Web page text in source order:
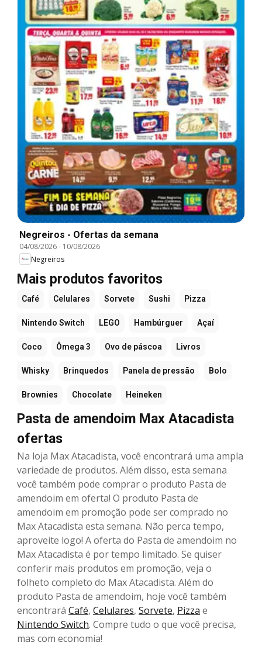
Negreiros - Ofertas da semana
04/08/2026- 10/08/2026
Negreiros
Mais produtos favoritos
Café Celulares Sorvete Sushi Pizza
Nintendo Switch LEGO Hambúrguer Açaí
Coco Ômega 3 Ovo de páscoa Livros
Whisky Brinquedos Panela de pressão Bolo
Brownies Chocolate Heineken
Pasta de amendoim Max Atacadista
ofertas
Na loja Max Atacadista, você encontrará uma ampla
variedade de produtos. Além disso, esta semana
você também pode comprar o produto Pasta de
amendoim em oferta! O produto Pasta de
amendoim em promoção pode ser comprado no
Max Atacadista esta semana. Não perca tempo,
aproveite logo! A oferta do Pasta de amendoim no
Max Atacadista é por tempo limitado. Se quiser
conferir mais produtos em promoção, veja o
folheto completo do Max Atacadista. Além do
produto Pasta de amendoim, hoje você também
encontrará Café, Celulares, Sorvete, Pizza e
Nintendo Switch. Compre tudo o que você precisa,
mas com economia!